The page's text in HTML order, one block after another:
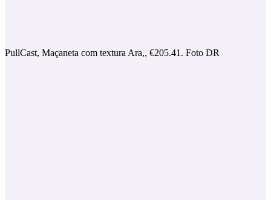
PullCast, Maçaneta com textura Ara,, €205.41. Foto DR